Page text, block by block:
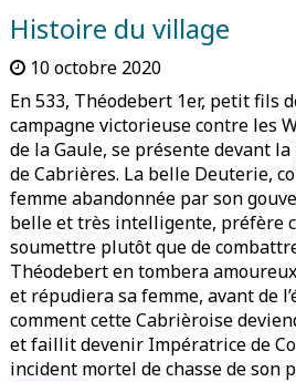
Histoire du village
10 octobre 2020
En 533, Théodebert 1er, petit fils
campagne victorieuse contre les
de la Gaule, se présente devant
de Cabrières. La belle Deuterie,
femme abandonnée par son
belle et très intelligente, préfère
soumettre plutôt que de
Théodebert en tombera
et répudiera sa femme, avant de
comment cette Cabrièroise
et faillit devenir Impératrice de
incident mortel de chasse de son